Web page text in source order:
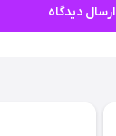
ارسال دیدگاه